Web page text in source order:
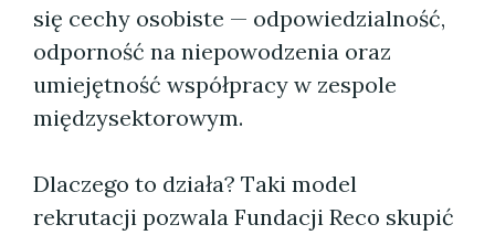
się cechy osobiste — odpowiedzialność,
odporność na niepowodzenia oraz
umiejętność współpracy w zespole
międzysektorowym.
Dlaczego to działa? Taki model
rekrutacji pozwala Fundacji Reco skupić